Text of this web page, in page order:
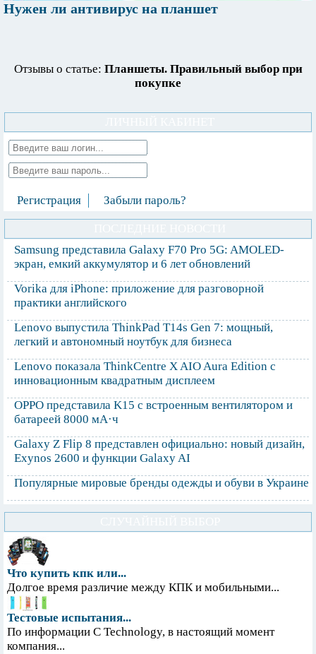
Нужен ли антивирус на планшет
Отзывы о статье: Планшеты. Правильный выбор при
покупке
Регистрация Забыли пароль?
Samsung представила Galaxy F70 Pro 5G: AMOLED-
экран, емкий аккумулятор и 6 лет обновлений
Vorika для iPhone: приложение для разговорной
практики английского
Lenovo выпустила ThinkPad T14s Gen 7: мощный,
легкий и автономный ноутбук для бизнеса
Lenovo показала ThinkCentre X AIO Aura Edition с
инновационным квадратным дисплеем
OPPO представила K15 с встроенным вентилятором и
батареей 8000 мА·ч
Galaxy Z Flip 8 представлен официально: новый дизайн,
Exynos 2600 и функции Galaxy AI
Популярные мировые бренды одежды и обуви в Украине
Что купить кпк или...
Долгое время различие между КПК и мобильными...
Тестовые испытания...
По информации С Technology, в настоящий момент
компания...